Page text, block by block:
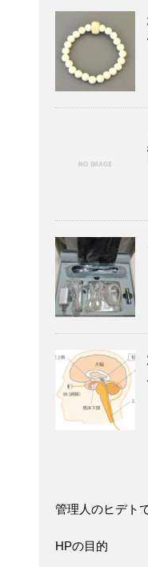
管理人のヒデト
HPの目的